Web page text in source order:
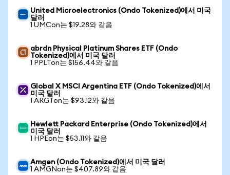
United Microelectronics (Ondo Tokenized)에서 미국
달러
1 UMCon는 $19.28와 같음
abrdn Physical Platinum Shares ETF (Ondo
Tokenized)에서 미국 달러
1 PPLTon는 $156.44와 같음
Global X MSCI Argentina ETF (Ondo Tokenized)에서
미국 달러
1 ARGTon는 $93.12와 같음
Hewlett Packard Enterprise (Ondo Tokenized)에서
미국 달러
1 HPEon는 $53.11와 같음
Amgen (Ondo Tokenized)에서 미국 달러
1 AMGNon는 $407.89와 같음